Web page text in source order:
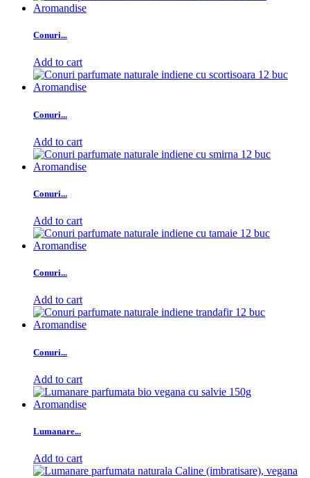
Conuri...
Add to cart
Conuri...
Add to cart
Conuri...
Add to cart
Conuri...
Add to cart
Conuri...
Add to cart
Lumanare...
Add to cart